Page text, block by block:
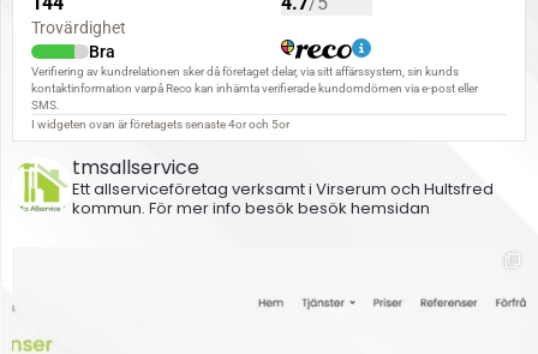
tmsallservice
Ett allserviceföretag verksamt i Virserum och Hultsfred
kommun. För mer info besök besök hemsidan